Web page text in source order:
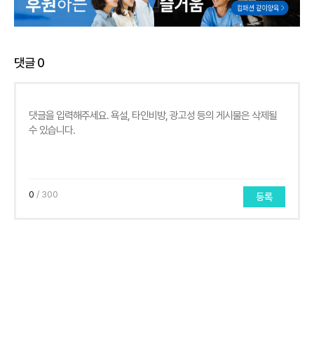
댓글0
0 / 300 등록